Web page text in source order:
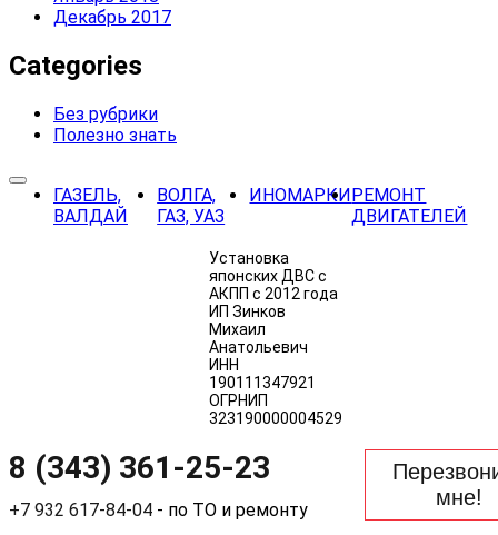
Декабрь 2017
Categories
Без рубрики
Полезно знать
ГАЗЕЛЬ,
ВАЛДАЙ
ВОЛГА,
ГАЗ, УАЗ
ИНОМАРКИРЕМОНТ
ДВИГАТЕЛЕЙ
Установка
японских ДВС с
АКПП с 2012 года
ИП Зинков
Михаил
Анатольевич
ИНН
190111347921
ОГРНИП
323190000004529
8 (343) 361-25-23
+7 932 617-84-04 - по ТО и ремонту
мне!